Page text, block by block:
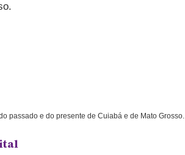
passado e do presente de Cuiabá e de Mato Grosso.